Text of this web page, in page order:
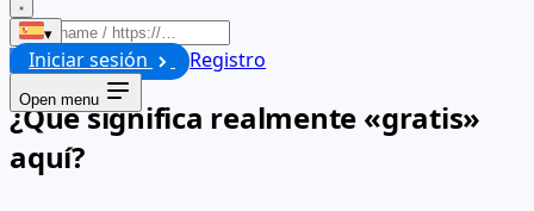
▾
Iniciar sesión Registro
Open menu
Iniciar
¿Qué significa realmente «gratis»
aquí?